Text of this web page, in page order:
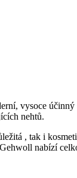
vysoce
nehtů.
, tak i
nabízí